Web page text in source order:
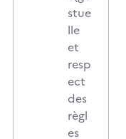
stue
lle
et
resp
ect
des
règl
es